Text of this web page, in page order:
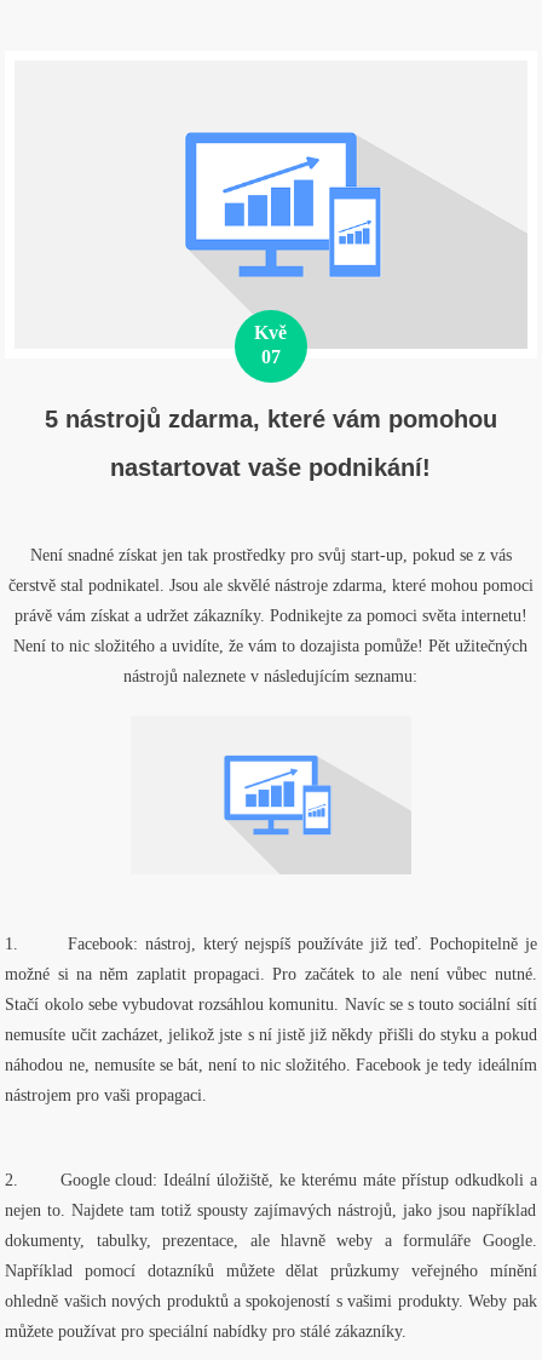
Kvě
07
5 nástrojů zdarma, které vám pomohou
nastartovat vaše podnikání!
Není snadné získat jen tak prostředky pro svůj start-up, pokud se z vás
čerstvě stal podnikatel. Jsou ale skvělé nástroje zdarma, které mohou pomoci
právě vám získat a udržet zákazníky. Podnikejte za pomoci světa internetu!
Není to nic složitého a uvidíte, že vám to dozajista pomůže! Pět užitečných
nástrojů naleznete v následujícím seznamu:
1.
Facebook: nástroj, který nejspíš používáte již teď. Pochopitelně je
možné si na něm zaplatit propagaci. Pro začátek to ale není vůbec nutné.
Stačí okolo sebe vybudovat rozsáhlou komunitu. Navíc se s touto sociální sítí
nemusíte učit zacházet, jelikož jste s ní jistě již někdy přišli do styku a pokud
náhodou ne, nemusíte se bát, není to nic složitého. Facebook je tedy ideálním
nástrojem pro vaši propagaci.
2.
Google cloud: Ideální úložiště, ke kterému máte přístup odkudkoli a
nejen to. Najdete tam totiž spousty zajímavých nástrojů, jako jsou například
dokumenty, tabulky, prezentace, ale hlavně weby a formuláře Google.
Například pomocí dotazníků můžete dělat průzkumy veřejného mínění
ohledně vašich nových produktů a spokojeností s vašimi produkty. Weby pak
můžete používat pro speciální nabídky pro stálé zákazníky.